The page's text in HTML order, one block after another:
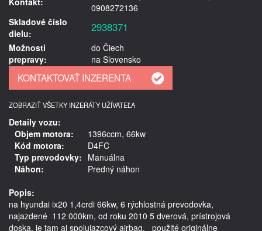
0908272136
Skladové číslo
dielu:
2938371
Možnosti
prepravy:
do Čiech
na Slovensko
ZOBRAZIŤ VŠETKY INZERÁTY UŽÍVATEĽA
Detaily vozu:
Objem motora:
1396ccm, 66kw
Kód motora:
D4FC
Typ prevodovky: Manuálna
Náhon:
Predný náhon
Popis:
na hyundai ix20 1,4crdi 66kw, 6 rýchlostná prevodovka,
najazdené  112 000km, od roku 2010 5 dverová, prístrojová
doska, je tam aj spolujazcový airbag,   použité originálne